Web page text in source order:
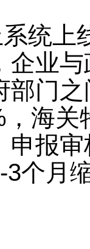
统上
企业
部门
，海关
申报
3个月